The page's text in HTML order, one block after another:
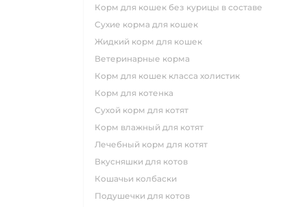
корм для кошек без курицы в составе
сухие корма для кошек
жидкий корм для кошек
ветеринарные корма
корм для кошек класса холистик
корм для котенка
сухой корм для котят
корм влажный для котят
лечебный корм для котят
вкусняшки для котов
кошачьи колбаски
подушечки для котов